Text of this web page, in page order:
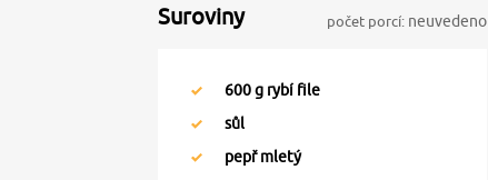
Suroviny počet porcí: neuvedeno
600g rybí file
sůl
pepř mletý